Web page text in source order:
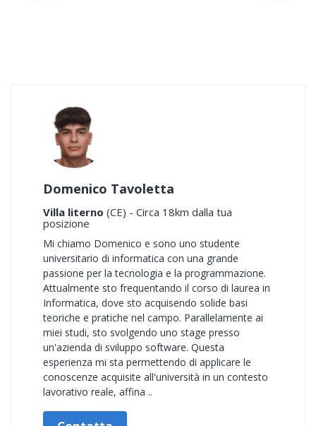
Domenico Tavoletta
Villa literno (CE) - Circa 18km dalla tua
posizione
Mi chiamo Domenico e sono uno studente
universitario di informatica con una grande
passione per la tecnologia e la programmazione.
Attualmente sto frequentando il corso di laurea in
Informatica, dove sto acquisendo solide basi
teoriche e pratiche nel campo. Parallelamente ai
miei studi, sto svolgendo uno stage presso
un'azienda di sviluppo software. Questa
esperienza mi sta permettendo di applicare le
conoscenze acquisite all'università in un contesto
lavorativo reale, affina ..